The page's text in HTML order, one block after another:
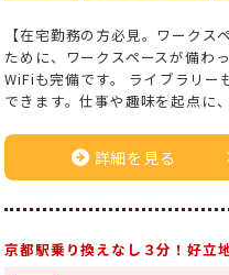
【在宅勤務の方必見。ワークス
ために、ワークスペースが備わ
WiFiも完備です。 ライブラリー
できます。仕事や趣味を起点に
詳細を見る
京都駅乗り換えなし３分！好立